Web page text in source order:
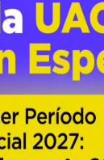
y
diverso.